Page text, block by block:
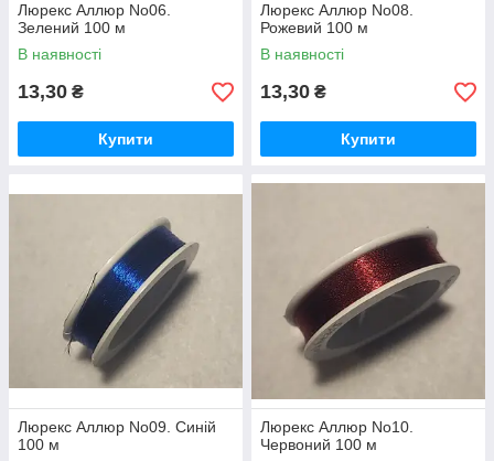
Люрекс Аллюр No06.
Зелений 100 м
В наявності
13,30 ₴
Купити
Люрекс Аллюр No08.
Рожевий 100 м
В наявності
13,30 ₴
Купити
Люрекс Аллюр No09. Синій
100 м
Люрекс Аллюр No10.
Червоний 100 м